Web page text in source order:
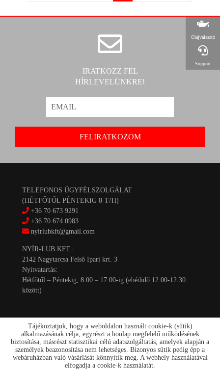
IRATKOZZ FEL
HÍRLEVELÜNKRE!
TELEFONOS ÜGYFÉLSZOLGÁLAT
(HÉTFŐTŐL PÉNTEKIG 8-17H)
+36 70 673 9291
+36 70 674 0983
nyirlubkft@gmail.com
NYÍR-LUB KFT.:
2142 Nagytarcsa Felső Ipari krt. 3
Nyitvatartás:
Hétfőtől – Péntekig, 8.00 – 17.00-ig (ebédidő 12.00-12.30
között)
Kapcsolat
Akciók
Olajválasztó
Support
Tájékoztatjuk, hogy a weboldalon használt cookie-k (sütik)
alkalmazásának célja, egyrészt a honlap megfelelő működésének
biztosítása, másrészt statisztikai célú adatszolgáltatás, amelyek alapján a
személyek beazonosítása nem lehetséges. Bizonyos sütik pedig épp a
webáruházban való vásárlását könnyítik meg. A webhely használatával
elfogadja a cookie-k használatát.